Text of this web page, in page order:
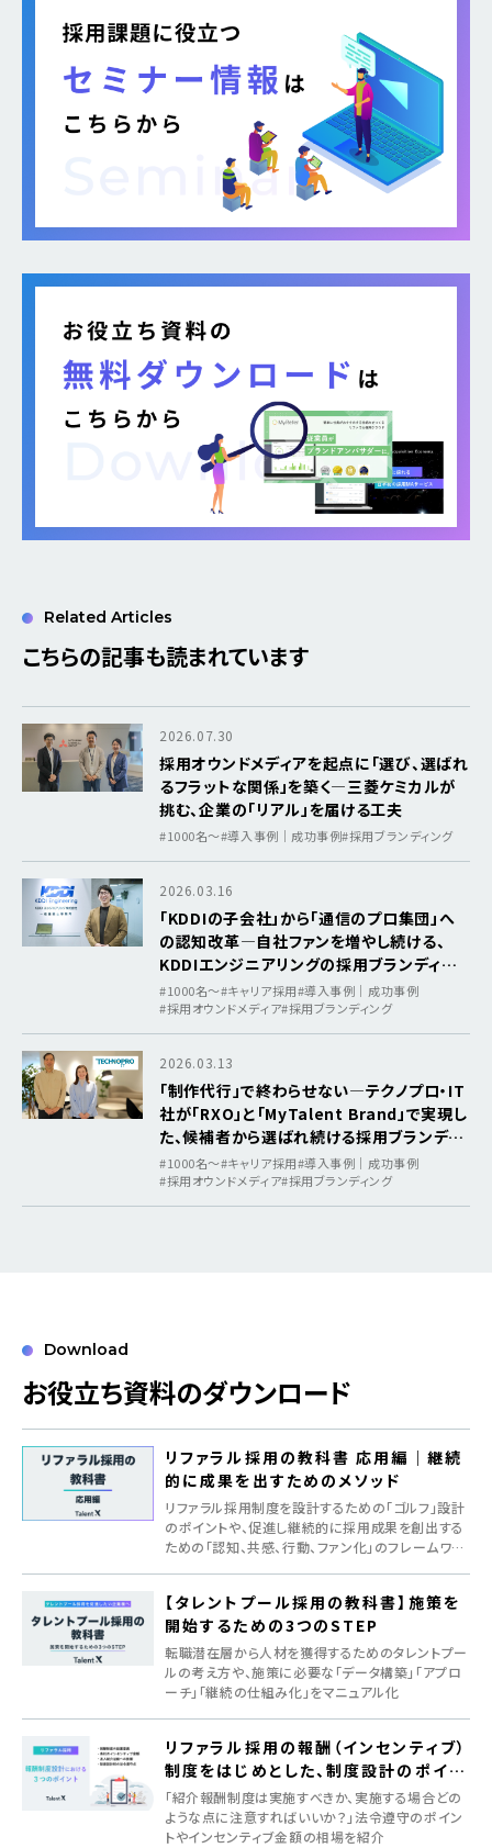
Related Articles
こちらの記事も読まれています
2026.07.30
採用オウンドメディアを起点に「選び、選ばれ
るフラットな関係」を築く―三菱ケミカルが
挑む、企業の「リアル」を届ける工夫
#1000名〜#導入事例｜成功事例#採用ブランディング
2026.03.16
「KDDIの子会社」から「通信のプロ集団」へ
の認知改革―自社ファンを増やし続ける、
KDDIエンジニアリングの採用ブランディン
グ
#1000名〜#キャリア採用#導入事例｜成功事例
#採用オウンドメディア#採用ブランディング
2026.03.13
「制作代行」で終わらせない―テクノプロ・IT
社が「RXO」と「MyTalent Brand」で実現し
た、候補者から選ばれ続ける採用ブランディ
ングの仕組み
#1000名〜#キャリア採用#導入事例｜成功事例
#採用オウンドメディア#採用ブランディング
Download
お役立ち資料のダウンロード
リファラル採用の教科書 応用編｜継続
的に成果を出すためのメソッド
リファラル採用制度を設計するための「ゴルフ」設計
のポイントや、促進し継続的に採用成果を創出する
ための「認知、共感、行動、ファン化」のフレームワー
【タレントプール採用の教科書】施策を
開始するための3つのSTEP
転職潜在層から人材を獲得するためのタレントプー
ルの考え方や、施策に必要な「データ構築」「アプロ
ーチ」「継続の仕組み化」をマニュアル化
リファラル採用の報酬（インセンティブ）
制度をはじめとした、制度設計のポイン
ト
「紹介報酬制度は実施すべきか、実施する場合どの
ような点に注意すればいいか？」法令遵守のポイン
トやインセンティブ金額の相場を紹介